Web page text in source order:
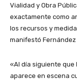
Vialidad y Obra
exactamente como
los recursos y
manifestó Fernández
«Al día siguiente que
aparece en escena